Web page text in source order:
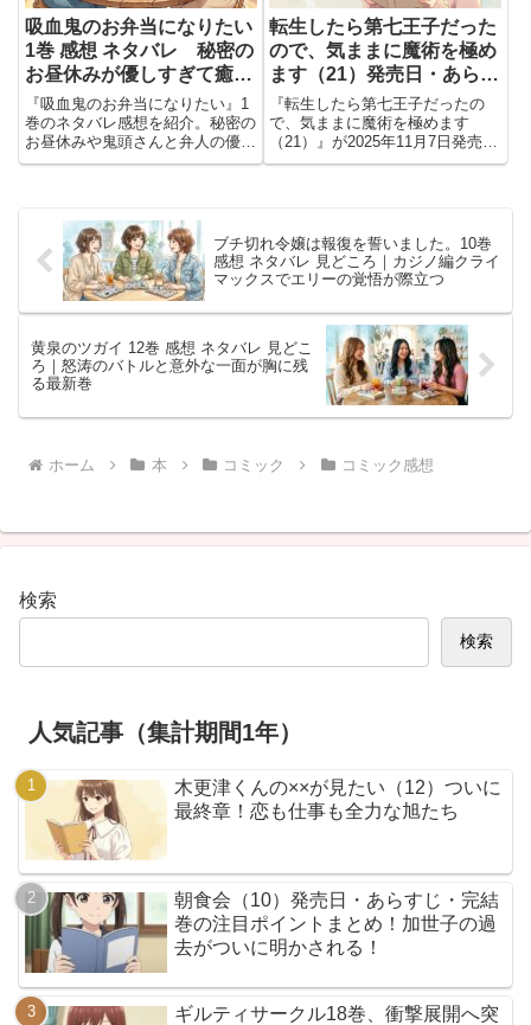
吸血鬼のお弁当になりたい
1巻 感想 ネタバレ 秘密の
お昼休みが優しすぎて癒や
された
『吸血鬼のお弁当になりたい』1
巻のネタバレ感想を紹介。秘密の
お昼休みや鬼頭さんと弁人の優し
い距離感、心温まるラブコメの魅
転生したら第七王子だった
ので、気ままに魔術を極め
ます（21）発売日・あらす
じ・見どころまとめ
【2025年11月7日発売】
『転生したら第七王子だったの
で、気ままに魔術を極めます
（21）』が2025年11月7日発売！
ロイドVS塋竜ギルガメッシュの
ブチ切れ令嬢は報復を誓いました。10巻
感想 ネタバレ 見どころ｜カジノ編クライ
マックスでエリーの覚悟が際立つ
黄泉のツガイ 12巻 感想 ネタバレ 見どこ
ろ｜怒涛のバトルと意外な一面が胸に残
る最新巻
ホーム 本 コミック コミック感想
検索
検索
人気記事（集計期間1年）
木更津くんの××が見たい（12）ついに
最終章！恋も仕事も全力な旭たち
朝食会（10）発売日・あらすじ・完結
巻の注目ポイントまとめ！加世子の過
去がついに明かされる！
ギルティサークル18巻、衝撃展開へ突